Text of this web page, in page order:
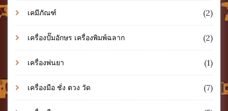
เคมีภัณฑ์ (2)
เครื่องปั๊มอักษร เครื่องพิมพ์ฉลาก (2)
เครื่องพ่นยา (1)
เครื่องมือ ชั่ง ตวง วัด (7)